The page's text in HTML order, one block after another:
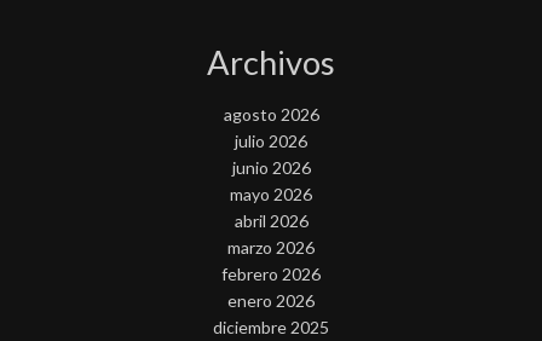
Archivos
agosto 2026
julio 2026
junio 2026
mayo 2026
abril 2026
marzo 2026
febrero 2026
enero 2026
diciembre 2025